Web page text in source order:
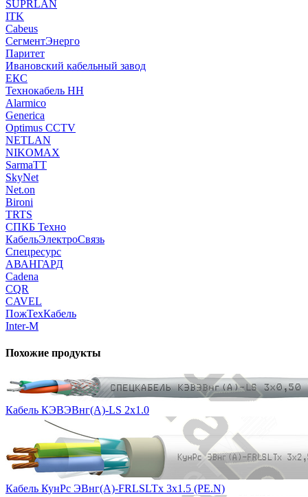
SUPRLAN
ITK
Cabeus
СегментЭнерго
Паритет
Ивановский кабельный завод
ЕКС
Технокабель НН
Alarmico
Generica
Optimus CCTV
NETLAN
NIKOMAX
SarmaTT
SkyNet
Net.on
Bironi
TRTS
СПКБ Техно
КабельЭлектроСвязь
Спецресурс
АВАНГАРД
Cadena
CQR
CAVEL
ПожТехКабель
Inter-M
Похожие продукты
Кабель КЭВЭВнг(А)-LS 2х1.0
Кабель КунРс ЭВнг(А)-FRLSLTx 3х1.5 (PE.N)